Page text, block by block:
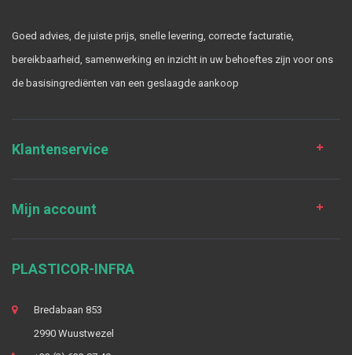
Goed advies, de juiste prijs, snelle levering, correcte facturatie,
bereikbaarheid, samenwerking en inzicht in uw behoeftes zijn voor ons
de basisingrediënten van een geslaagde aankoop
Klantenservice
Mijn account
PLASTICOR-INFRA
Bredabaan 853
2990 Wuustwezel